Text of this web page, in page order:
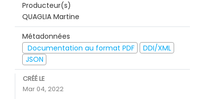
Producteur(s)
QUAGLIA Martine
Métadonnées
Documentation au format PDF
DDI/XML
JSON
CRÉÉ LE
Mar 04, 2022